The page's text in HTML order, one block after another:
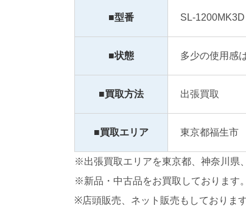
■型番 SL-1200MK3D
■状態 多少の使用感
■買取方法 出張買取
■買取エリア 東京都福生市
※出張買取エリアを東京都、神奈川県
※新品・中古品をお買取しております。
※店頭販売、ネット販売もしております